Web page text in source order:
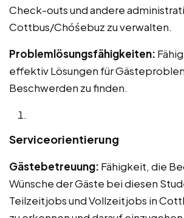
Check-outs und andere
Cottbus/Chóśebuz zu verwalten.
Problemlösungsfähigkeiten:
effektiv Lösungen für
Beschwerden zu finden.
Serviceorientierung
Gästebetreuung: Fähigkeit, die
Wünsche der Gäste bei diesen
Teilzeitjobs und Vollzeitjobs in